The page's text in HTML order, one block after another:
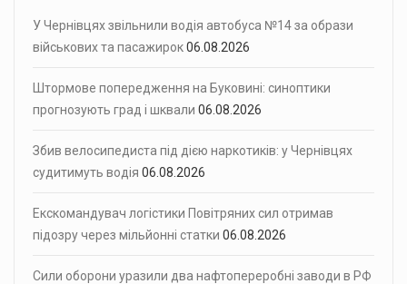
У Чернівцях звільнили водія автобуса №14 за образи
військових та пасажирок06.08.2026
Штормове попередження на Буковині: синоптики
прогнозують град і шквали 06.08.2026
Збив велосипедиста під дією наркотиків: у Чернівцях
судитимуть водія 06.08.2026
Екскомандувач логістики Повітряних сил отримав
підозру через мільйонні статки 06.08.2026
Сили оборони уразили два нафтопереробні заводи в РФ